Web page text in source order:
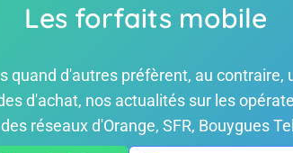
Les forfaits mobile
quand d'autres préfèrent, au
d'achat, nos actualités sur les
réseaux d'Orange, SFR, Bouygues